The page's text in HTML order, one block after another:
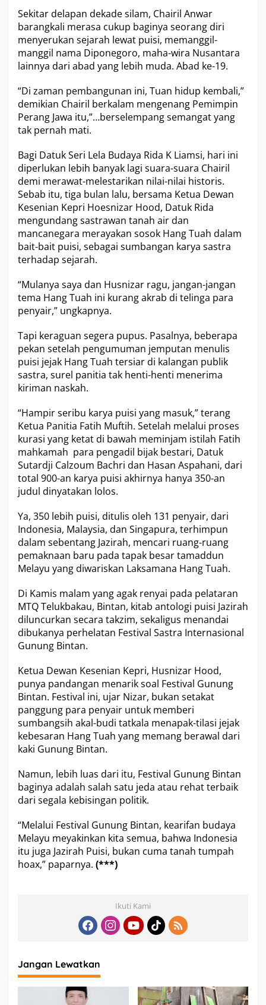
i
r
a
h
P
u
s
i
B
a
n
T
a
n
a
h
u
m
h
H
o
a
Sekitar delapan dekade silam, Chairil Anwar
barangkali merasa cukup baginya seorang diri
menyerukan sejarah lewat puisi, memanggil-
manggil nama Diponegoro, maha-wira Nusantara
lainnya dari abad yang lebih muda. Abad ke-19.
“Di zaman pembangunan ini, Tuan hidup kembali,”
demikian Chairil berkalam mengenang Pemimpin
Perang Jawa itu,”…berselempang semangat yang
tak pernah mati.
Bagi Datuk Seri Lela Budaya Rida K Liamsi, hari ini
diperlukan lebih banyak lagi suara-suara Chairil
demi merawat-melestarikan nilai-nilai historis.
Sebab itu, tiga bulan lalu, bersama Ketua Dewan
Kesenian Kepri Hoesnizar Hood, Datuk Rida
mengundang sastrawan tanah air dan
mancanegara merayakan sosok Hang Tuah dalam
bait-bait puisi, sebagai sumbangan karya sastra
terhadap sejarah.
“Mulanya saya dan Husnizar ragu, jangan-jangan
tema Hang Tuah ini kurang akrab di telinga para
penyair,” ungkapnya.
Tapi keraguan segera pupus. Pasalnya, beberapa
pekan setelah pengumuman jemputan menulis
puisi jejak Hang Tuah tersiar di kalangan publik
sastra, surel panitia tak henti-henti menerima
kiriman naskah.
“Hampir seribu karya puisi yang masuk,” terang
Ketua Panitia Fatih Muftih. Setelah melalui proses
kurasi yang ketat di bawah meminjam istilah Fatih
mahkamah para pengadil bijak bestari, Datuk
Sutardji Calzoum Bachri dan Hasan Aspahani, dari
total 900-an karya puisi akhirnya hanya 350-an
judul dinyatakan lolos.
Ya, 350 lebih puisi, ditulis oleh 131 penyair, dari
Indonesia, Malaysia, dan Singapura, terhimpun
dalam sebentang Jazirah, mencari ruang-ruang
pemaknaan baru pada tapak besar tamaddun
Melayu yang diwariskan Laksamana Hang Tuah.
Di Kamis malam yang agak renyai pada pelataran
MTQ Telukbakau, Bintan, kitab antologi puisi Jazirah
diluncurkan secara takzim, sekaligus menandai
dibukanya perhelatan Festival Sastra Internasional
Gunung Bintan.
Ketua Dewan Kesenian Kepri, Husnizar Hood,
punya pandangan menarik soal Festival Gunung
Bintan. Festival ini, ujar Nizar, bukan setakat
panggung para penyair untuk memberi
sumbangsih akal-budi tatkala menapak-tilasi jejak
kebesaran Hang Tuah yang memang berawal dari
kaki Gunung Bintan.
Namun, lebih luas dari itu, Festival Gunung Bintan
baginya adalah salah satu jeda atau rehat terbaik
dari segala kebisingan politik.
“Melalui Festival Gunung Bintan, kearifan budaya
Melayu meyakinkan kita semua, bahwa Indonesia
itu juga Jazirah Puisi, bukan cuma tanah tumpah
hoax,” paparnya. (***)
Ikuti Kami
Jangan Lewatkan